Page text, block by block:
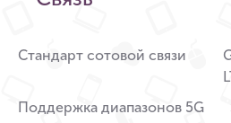
Стандарт сотовой связи
Поддержка диапазонов 5G